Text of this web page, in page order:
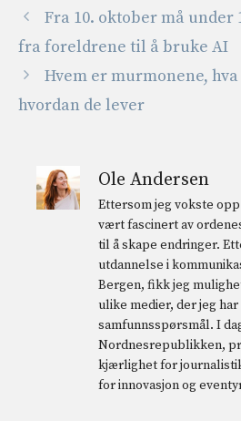
Fra 10. oktober må under
fra foreldrene til å bruke AI
Hvem er murmonene,
hvordan de lever
Ole Andersen
Ettersom jeg vokste
vært fascinert av
til å skape endringer.
utdannelse i
Bergen, fikk jeg
ulike medier, der jeg
samfunnsspørsmål. I
Nordnesrepublikken,
kjærlighet for
for innovasjon og